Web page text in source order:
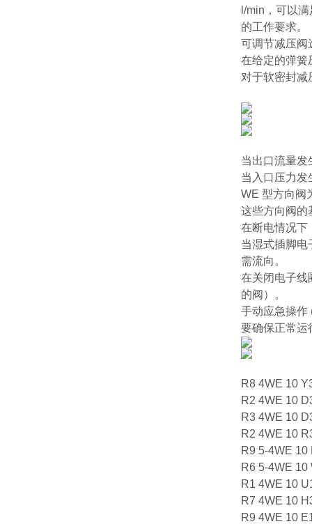
l/min，可以
的工作要求。
可调节减压阀
在给定的弹
对于软密封
当出口流量
当入口压力
WE 型方向阀
这些方向阀的
在断电情况下
当湿式插脚电
需流向。
在关闭电子线
的阀）。
手动应急操作
要确保正常运
R8 4WE 10
R2 4WE 10
R3 4WE 10
R2 4WE 10
R9 5-4WE
R6 5-4WE
R1 4WE 10
R7 4WE 10
R9 4WE 10